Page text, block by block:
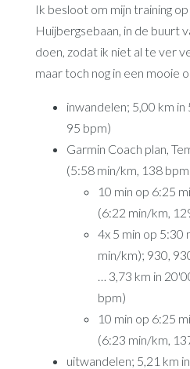
Ik besloot om mijn training
Huijbergsebaan, in de buurt
doen, zodat ik niet al te ver
maar toch nog in een mooie
inwandelen; 5,00 km
95 bpm)
Garmin Coach plan,
(5:58 min/km, 138
10 min op 6:25
(6:22 min/km,
4x 5 min op 5:30
min/km); 930,
… 3,73 km in
bpm)
10 min op 6:25
(6:23 min/km,
uitwandelen; 5,21 km